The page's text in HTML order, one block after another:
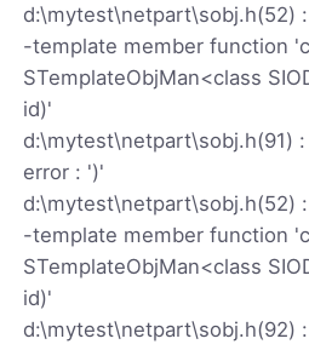
d:\mytest\netpart\sobj.h(52)
-template member function
STemplateObjMan<class
id)'
d:\mytest\netpart\sobj.h(91)
error : ')'
d:\mytest\netpart\sobj.h(52)
-template member function
STemplateObjMan<class
id)'
d:\mytest\netpart\sobj.h(92)